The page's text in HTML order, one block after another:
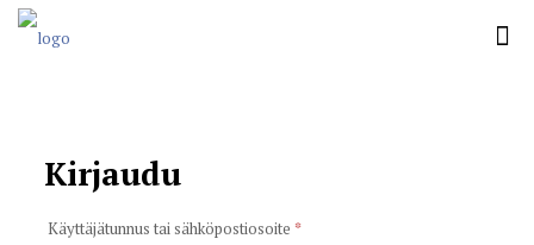
Kirjaudu
Käyttäjätunnus tai sähköpostiosoite *Vaaditaan